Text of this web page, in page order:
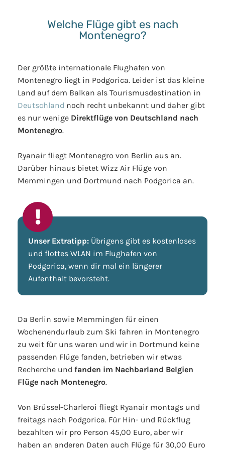
Welche Flüge gibt es nach
Montenegro?
Der größte internationale Flughafen von
Montenegro liegt in Podgorica. Leider ist das kleine
Land auf dem Balkan als Tourismusdestination in
Deutschland noch recht unbekannt und daher gibt
es nur wenige Direktflüge von Deutschland nach
Montenegro.
Ryanair fliegt Montenegro von Berlin aus an.
Darüber hinaus bietet Wizz Air Flüge von
Memmingen und Dortmund nach Podgorica an.
Unser Extratipp: Übrigens gibt es kostenloses
und flottes WLAN im Flughafen von
Podgorica, wenn dir mal ein längerer
Aufenthalt bevorsteht.
Da Berlin sowie Memmingen für einen
Wochenendurlaub zum Ski fahren in Montenegro
zu weit für uns waren und wir in Dortmund keine
passenden Flüge fanden, betrieben wir etwas
Recherche und fanden im Nachbarland Belgien
Flüge nach Montenegro.
Von Brüssel-Charleroi fliegt Ryanair montags und
freitags nach Podgorica. Für Hin- und Rückflug
bezahlten wir pro Person 45,00 Euro, aber wir
haben an anderen Daten auch Flüge für 30,00 Euro